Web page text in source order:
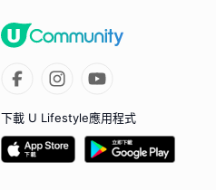
下載 U Lifestyle應用程式